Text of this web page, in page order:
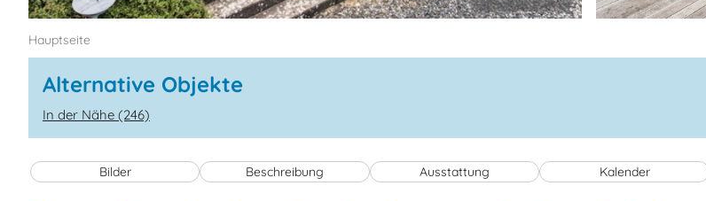
Hauptseite
Alternative Objekte
In der Nähe (246)
Bilder Beschreibung Ausstattung Kalender